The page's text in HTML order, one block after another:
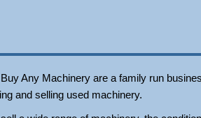
Any Machinery are a family run
and selling used machinery.